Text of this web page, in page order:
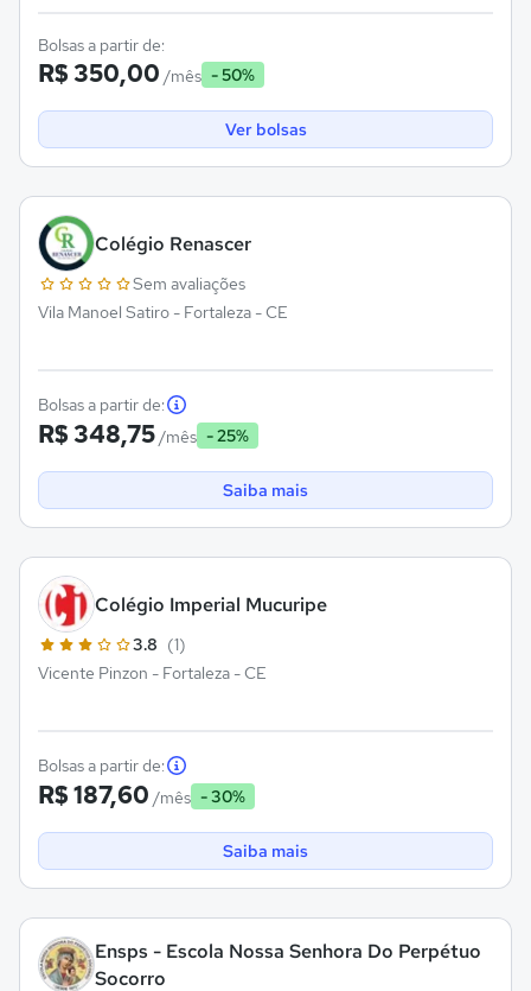
Bolsas a partir de:
R$ 350,00 /mês - 50%
Ver bolsas
Colégio Renascer
Sem avaliações
Vila Manoel Satiro - Fortaleza - CE
Bolsas a partir de:
R$ 348,75/mês - 25%
Saiba mais
Colégio Imperial Mucuripe
3.8 (1)
Vicente Pinzon - Fortaleza - CE
Bolsas a partir de:
R$ 187,60 /mês - 30%
Saiba mais
Ensps - Escola Nossa Senhora Do Perpétuo
Socorro